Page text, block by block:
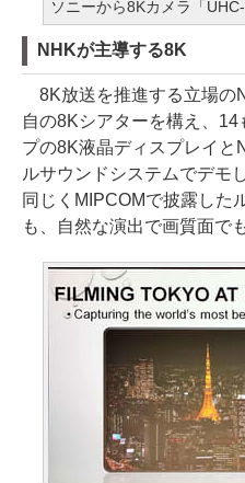
ソニーから8Kカメラ「
NHKが主導する8K
8K放送を推進する立場の
自の8Kシアターを構え、
プの8K液晶ディスプレイと
ルサウンドシステムでデモ
同じくMIPCOMで披露した
も、自然な演出で画質面で